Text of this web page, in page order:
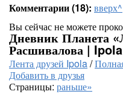
Комментарии (18): вверх^
Вы сейчас не можете
Дневник Планета
Расшивалова |
Лента друзей Ipola/
Добавить в друзья
Страницы: раньше»